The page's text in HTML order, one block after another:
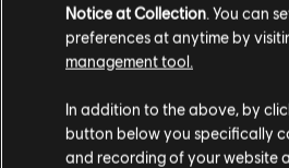
신규
포 아너
웰컴 팩
고객님은 미국에 위치하고
구매를 위해 로컬 지역의 상
Notice at Collection . You can
preferences at anytime by
management tool.
In addition to the above, by
button below you specifically
and recording of your website